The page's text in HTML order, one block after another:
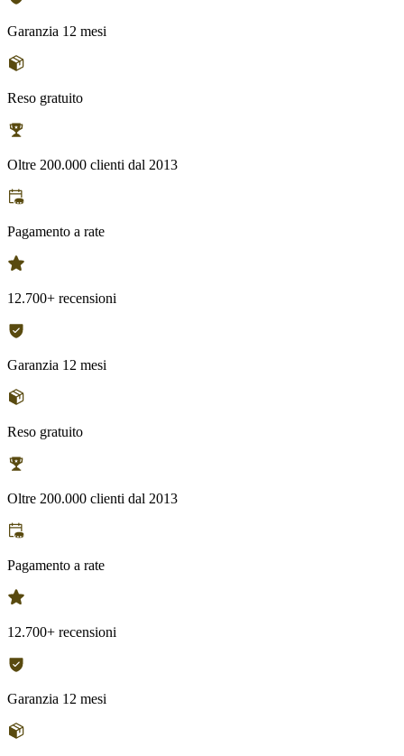
Garanzia 12 mesi
Reso gratuito
Oltre 200.000 clienti dal 2013
Pagamento a rate
12.700+ recensioni
Garanzia 12 mesi
Reso gratuito
Oltre 200.000 clienti dal 2013
Pagamento a rate
12.700+ recensioni
Garanzia 12 mesi